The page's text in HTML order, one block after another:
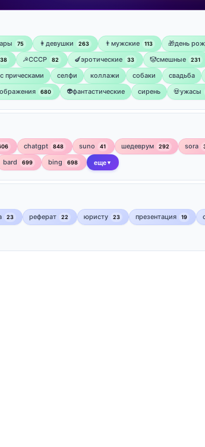
75 👩девушки 263 👨мужские 113 🎁день
38 ☭СССР 82 🍆эротические 33 🤡смешные 231
с прическами селфи коллажи собаки свадьба
680 👽фантастические сирень 💀ужасы
chatgpt 848 suno 41 шедеврум 292 sora
bard 699 bing 698 еще ▼
23 реферат 22 юристу 23 презентация 19